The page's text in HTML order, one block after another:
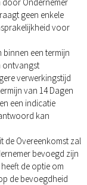
geen enkele
voor
een termijn
ontvangst
verwerkingstijd
van 14 Dagen
een indicatie
kan
de Overeenkomst zal
bevoegd zijn
de optie om
de bevoegdheid